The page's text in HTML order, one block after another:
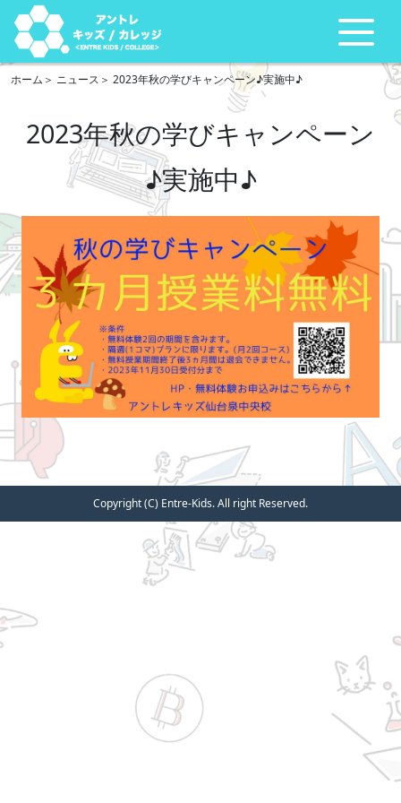
ホーム ニュース 2023年秋の学びキャンペーン♪実施中♪
2023年秋の学びキャンペーン
♪実施中♪
Copyright (C) Entre-Kids. All right Reserved.